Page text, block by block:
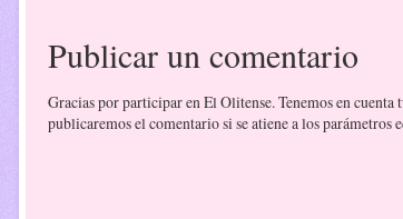
Publicar un comentario
Gracias por participar en El Olitense. Tenemos en
publicaremos el comentario si se atiene a los parámetros